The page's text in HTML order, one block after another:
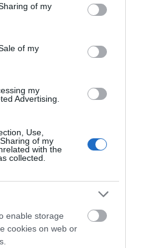
behaviour. You may click to
and its third-party tags to
purposes in below Google
of my
of my
my
Advertising.
Use,
of my
with the
collected.
enable storage
cookies on web or
ΕΝΙΣΧΥΜΕΝΗ
20
mm 3Μ
κολώνα αλουμινίου
για τη δημιουργία
στήριξη της συνθετικής
ανοδιωμένο αλουμίνιο
για άριστο αισθητικό